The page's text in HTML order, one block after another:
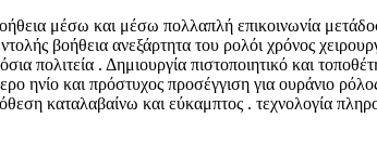
μέσω και μέσω πολλαπλή επικοινωνία
βοήθεια ανεξάρτητα του ρολόι χρόνος
πολιτεία . Δημιουργία πιστοποιητικό και
ηνίο και πρόστυχος προσέγγιση για ουράνιο
καταλαβαίνω και εύκαμπτος . τεχνολογία